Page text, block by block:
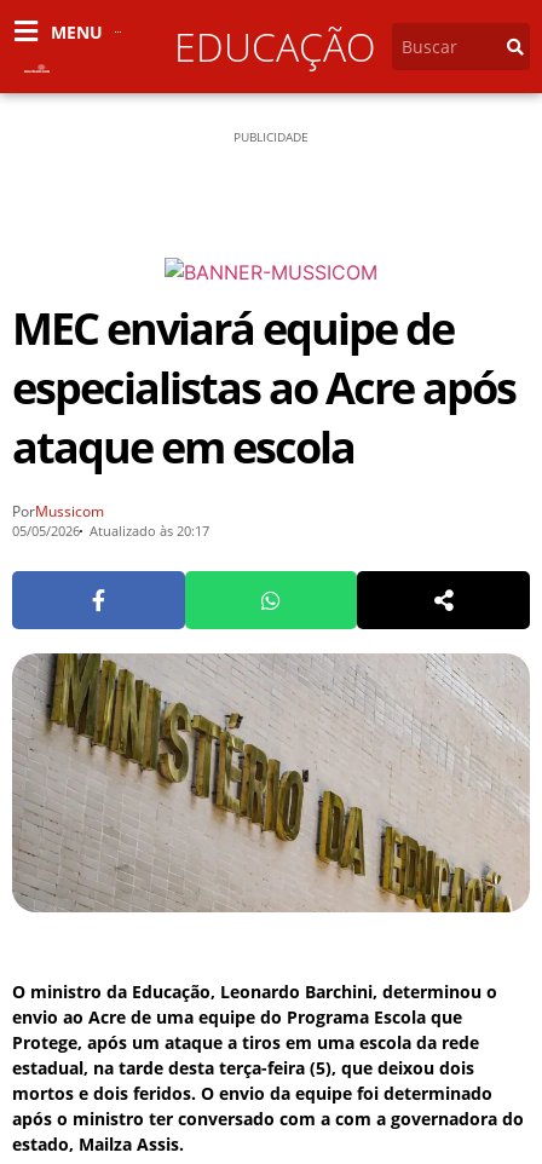
MENU EDUCAÇÃO
PUBLICIDADE
MEC enviará equipe de
especialistas ao Acre após
ataque em escola
PorMussicom
05/05/2026 Atualizado às 20:17
O ministro da Educação, Leonardo Barchini, determinou o
envio ao Acre de uma equipe do Programa Escola que
Protege, após um ataque a tiros em uma escola da rede
estadual, na tarde desta terça-feira (5), que deixou dois
mortos e dois feridos. O envio da equipe foi determinado
após o ministro ter conversado com a com a governadora do
estado, Mailza Assis.